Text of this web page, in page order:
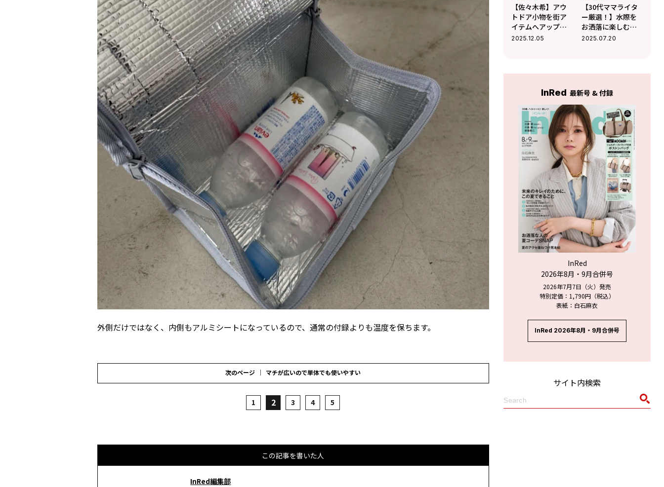
外側だけではなく、内側もアルミシートになっているので、通常の付録よりも温度を保ちます。
次のページ マチが広いので単体でも使いやすい
1 2 3 4 5
この記事を書いた人
InRed編集部
【佐々木希】アウ
トドア小物を街ア
イテムへアップデ
ート「アクセサリ
しができたら」
2025.12.05
【30代ママライタ
ー厳選！】水際を
お洒落に楽しむ注
目アイテム4選
2025.07.20
InRed 最新号 & 付録
InRed
2026年8月・9月合併号
2026年7月7日（火）発売
特別定価：1,790円（税込）
表紙：白石麻衣
InRed 2026年8月・9月合併号
サイト内検索